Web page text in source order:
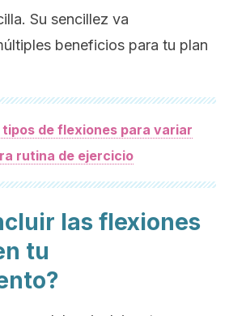
Su sencillez va
beneficios para tu plan
tipos de flexiones para variar
rutina de ejercicio
las flexiones
tu